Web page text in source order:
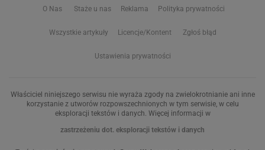
O Nas Staże u nas Reklama Polityka prywatności
Wszystkie artykuły Licencje/Kontent Zgłoś błąd
Ustawienia prywatności
Właściciel niniejszego serwisu nie wyraża zgody na zwielokrotnianie ani inne
korzystanie z utworów rozpowszechnionych w tym serwisie, w celu
eksploracji tekstów i danych. Więcej informacji w
zastrzeżeniu dot. eksploracji tekstów i danych